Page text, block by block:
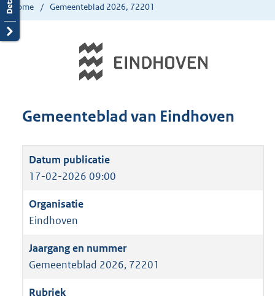
Home Gemeenteblad 2026, 72201
Gemeenteblad van Eindhoven
17-02-2026 09:00
Eindhoven
Gemeenteblad 2026, 72201